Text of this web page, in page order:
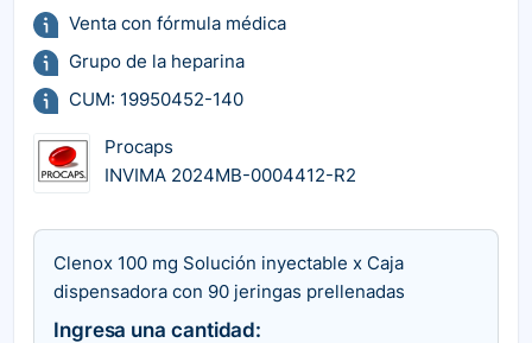
Venta con fórmula médica
Grupo de la heparina
CUM: 19950452-140
Procaps
INVIMA 2024MB-0004412-R2
Clenox 100 mg Solución inyectable x Caja
dispensadora con 90 jeringas prellenadas
Ingresa una cantidad: